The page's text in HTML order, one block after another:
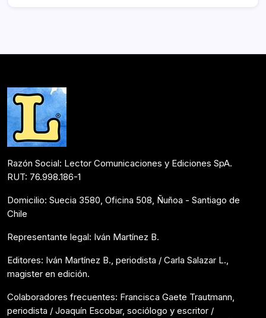
Razón Social: Lector Comunicaciones y Ediciones SpA.
RUT: 76.998.186-1
Domicilio: Suecia 3580, Oficina 508, Ñuñoa - Santiago de
Chile
Representante legal: Iván Martínez B.
Editores: Iván Martínez B., periodista / Carla Salazar L.,
magister en edición.
Colaboradores frecuentes: Francisca Gaete Trautmann,
periodista / Joaquín Escobar, sociólogo y escritor /